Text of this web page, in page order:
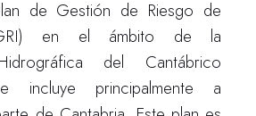
de Gestión de Riesgo de
en el ámbito de la
del Cantábrico
incluye principalmente a